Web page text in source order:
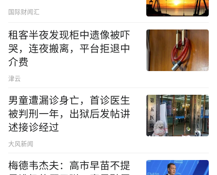
国际财闻汇
租客半夜发现柜中遗像被吓
哭，连夜搬离，平台拒退中
介费
津云
男童遭漏诊身亡，首诊医生
被判刑一年，出狱后发帖讲
述接诊经过
大风新闻
梅德韦杰夫：高市早苗不提